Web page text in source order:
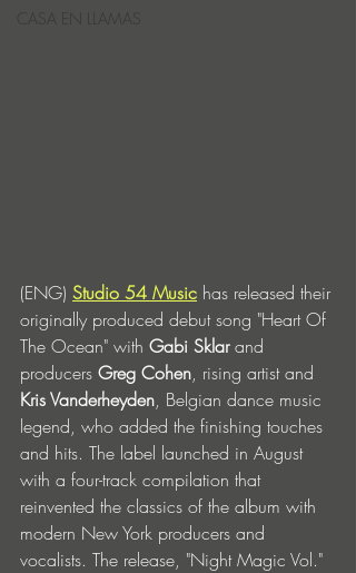
CASA EN LLAMAS
(ENG) Studio 54 Music has released their
originally produced debut song "Heart Of
The Ocean" with Gabi Sklar and
producers Greg Cohen, rising artist and
Kris Vanderheyden, Belgian dance music
legend, who added the finishing touches
and hits. The label launched in August
with a four-track compilation that
reinvented the classics of the album with
modern New York producers and
vocalists. The release, "Night Magic Vol."